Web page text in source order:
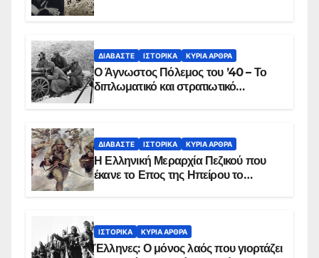
ΔΙΑΒΆΣΤΕ ΙΣΤΟΡΙΚΆ ΚΥΡΙΑ ΑΡΘΡΑ
Ο Άγνωστος Πόλεμος του ’40 – Το
διπλωματικό και στρατιωτικό
ΔΙΑΒΆΣΤΕ ΙΣΤΟΡΙΚΆ ΚΥΡΙΑ ΑΡΘΡΑ
Η Ελληνική Μεραρχία Πεζικού που
έκανε το Επος της Ηπείρου το
ΙΣΤΟΡΙΚΆ ΚΥΡΙΑ ΑΡΘΡΑ
Έλληνες: Ο μόνος λαός που γιορτάζει